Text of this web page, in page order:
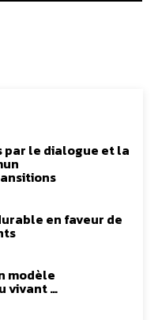
le dialogue et la
en faveur de
modèle
vivant …